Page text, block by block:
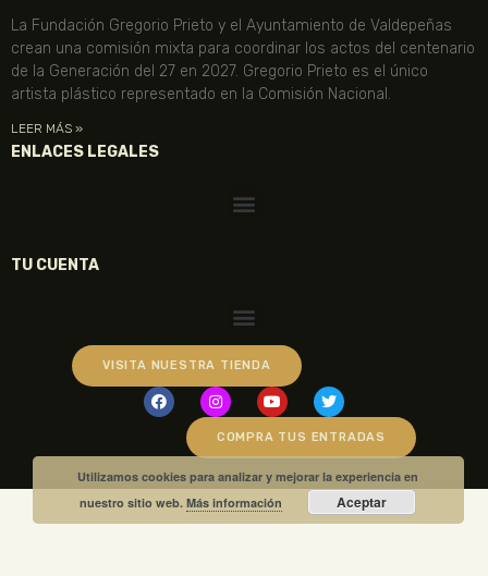
La Fundación Gregorio Prieto y el Ayuntamiento de Valdepeñas
crean una comisión mixta para coordinar los actos del centenario
de la Generación del 27 en 2027. Gregorio Prieto es el único
artista plástico representado en la Comisión Nacional.
LEER MÁS »
ENLACES LEGALES
TU CUENTA
VISITA NUESTRA TIENDA
COMPRA TUS ENTRADAS
Utilizamos cookies para analizar y mejorar la experiencia en
nuestro sitio web.Más información Aceptar